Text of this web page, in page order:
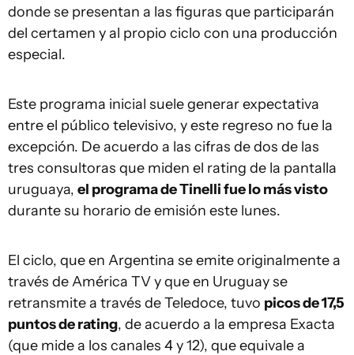
donde se presentan a las figuras que participarán
del certamen y al propio ciclo con una producción
especial.
Este programa inicial suele generar expectativa
entre el público televisivo, y este regreso no fue la
excepción. De acuerdo a las cifras de dos de las
tres consultoras que miden el rating de la pantalla
uruguaya, el programa de Tinelli fue lo más visto
durante su horario de emisión este lunes.
El ciclo, que en Argentina se emite originalmente a
través de América TV y que en Uruguay se
retransmite a través de Teledoce, tuvo picos de 17,5
puntos de rating, de acuerdo a la empresa Exacta
(que mide a los canales 4 y 12), que equivale a